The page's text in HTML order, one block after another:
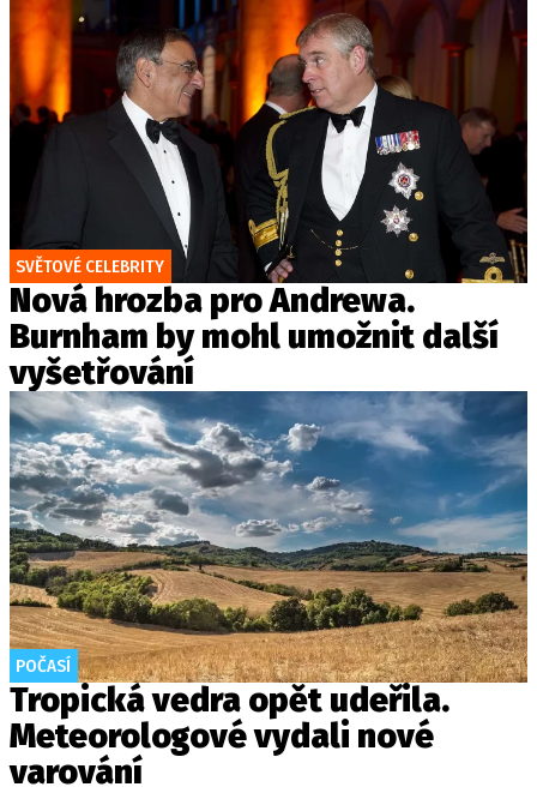
SVĚTOVÉ CELEBRITY
Nová hrozba pro Andrewa.
Burnham by mohl umožnit další
vyšetřování
POČASÍ
Tropická vedra opět udeřila.
Meteorologové vydali nové
varování